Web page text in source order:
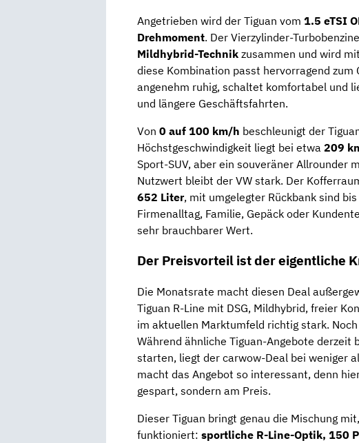
Angetrieben wird der Tiguan vom 1.5 eTSI
Drehmoment. Der Vierzylinder-
Mildhybrid-Technik zusammen und wird
diese Kombination passt hervorragend
angenehm ruhig, schaltet komfortabel und
und längere Geschäftsfahrten.
Von 0 auf 100 km/h beschleunigt der
Höchstgeschwindigkeit liegt bei etwa 209
Sport-SUV, aber ein souveräner Allrounder
Nutzwert bleibt der VW stark. Der
652 Liter, mit umgelegter Rückbank sind bis
Firmenalltag, Familie, Gepäck oder
sehr brauchbarer Wert.
Der Preisvorteil ist der eigentliche
Die Monatsrate macht diesen Deal
Tiguan R-Line mit DSG, Mildhybrid, freier
im aktuellen Marktumfeld richtig stark.
Während ähnliche Tiguan-Angebote derzeit
starten, liegt der carwow-Deal bei weniger
macht das Angebot so interessant, denn
gespart, sondern am Preis.
Dieser Tiguan bringt genau die Mischung
funktioniert: sportliche R-Line-Optik, 150